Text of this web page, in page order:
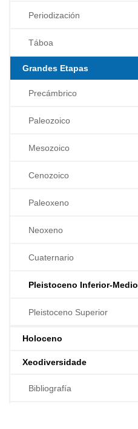
Periodización
Táboa
Grandes Etapas
Precámbrico
Paleozoico
Mesozoico
Cenozoico
Paleoxeno
Neoxeno
Cuaternario
Pleistoceno Inferior-Medio
Pleistoceno Superior
Holoceno
Xeodiversidade
Bibliografía